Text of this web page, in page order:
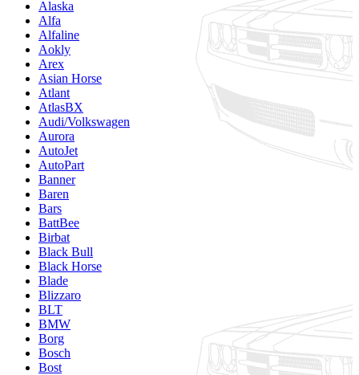
Alaska
Alfa
Alfaline
Aokly
Arex
Asian Horse
Atlant
AtlasBX
Audi/Volkswagen
Aurora
AutoJet
AutoPart
Banner
Baren
Bars
BattBee
Birbat
Black Bull
Black Horse
Blade
Blizzaro
BLT
BMW
Borg
Bosch
Bost